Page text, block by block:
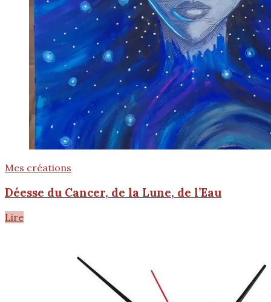
Mes créations
Déesse du Cancer, de la Lune, de l’Eau
Lire